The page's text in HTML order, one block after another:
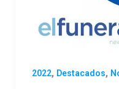
2022, Destacados,